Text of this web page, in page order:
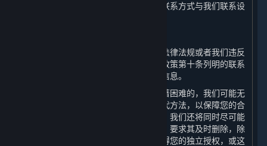
料公开事宜或通过本政策第十条列明的联系方式与我们联系设
如果我们处理您的个人信息的行为违反法律法规或者我们违反
了您和我们之间的约定，您可以通过本政策第十条列明的联系
方式与我们联系，向我们申请删除个人信息。
如您的请求需要付出高额成本或存在显著困难的，我们可能无
法响应您的请求，但我们会向您提供替代方法，以保障您的合
法权益。若我们决定响应您的删除请求，我们还将同时尽可能
通知从我们获得您的个人信息的第三方，要求其及时删除，除
非法律法规另有规定，或这些第三方获得您的独立授权，或这